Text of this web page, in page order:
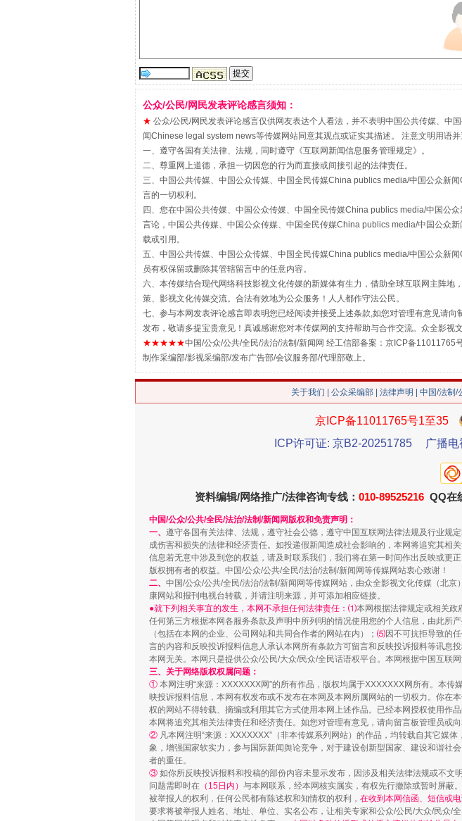
站台名比不上好声名
走近
漫山遍野的桃花与雪山、麦地、白藏房
招工难、用工荒背后
送你
网上购药对药下症？
茶叶
公众/公民/网民发表评论感言须知：
★ 公众/公民/网民发表评论感言仅供网友表达个人看法，并不表明中国公共传媒、
闻Chinese legal system news等传媒网站同意其观点或证实其描述。 注意文明用语并
一、遵守各国有关法律、法规，同时遵守《互联网新闻信息服务管理规定》。
二、尊重网上道德，承担一切因您的行为而直接或间接引起的法律责任。
三、中国公共传媒、中国公众传媒、中国全民传媒China publics media/中国公众新
言的一切权利。
四、您在中国公共传媒、中国公众传媒、中国全民传媒China publics media/中国公
言论，中国公共传媒、中国公众传媒、中国全民传媒China publics media/中国公众
载或引用。
五、中国公共传媒、中国公众传媒、中国全民传媒China publics media/中国公众新
员有权保留或删除其管辖留言中的任意内容。
六、本传媒结合现代网络科技影视文化传媒的新媒体有生力，借助全球互联网主阵
策、影视文化传媒交流。合法有效地为公众服务！人人都作守法公民。
七、参与本网发表评论感言即表明您已经阅读并接受上述条款,如您对管理有意见请
发布，敬请多提宝贵意见！真诚感谢您对本传媒网的支持帮助与合作交流。众全影视
★★★★★中国/公众/公共/全民/法治/法制/新闻网 经工信部备案：京ICP备11011765
制作采编部/影视采编部/发布广告部/会议服务部/代理部敬上。
关于我们 公众采编部 法律声明 | 中国/法制
京ICP备11011765号1至35
ICP许可证: 京B2-20251785
广播
资料编辑/网络推广/法律咨询专线： 010-89525216 QQ在
中国/公众/公共/全民/法治/法制/新闻网版权和免责声明：
一、 遵守各国有关法律、法规，遵守社会公德，遵守中国互联网法律法规及行业规
成伤害和损失的法律和经济责任。如投递假新闻造成社会影响的，本网将追究其
信息若无意中涉及到您的权益，请及时联系我们，我们将在第一时间作出反映或更
版权拥有者的权益。中国/公众/公共/全民/法治/法制/新闻网等传媒网站衷心致谢！
二、 中国/公众/公共/全民/法治/法制/新闻网等传媒网站，由众全影视文化传媒（北
康网站和报刊电视台转载，并请注明来源，并可添加相应链接。
●就下列相关事宜的发生，本网不承担任何法律责任：⑴本网根据法律规定或相关政
任何第三方根据本网各服务条款及声明中所列明的情况使用您的个人信息，由此所产
（包括在本网的企业、公司网站和共同合作者的网站在内）； ⑸因不可抗拒导致的
言的内容和反映投诉报料信息人承认本网所有条款方可留言和反映投诉报料等讯息
本网无关。本网只是提供公众/公民/大众/民众/全民话语权平台。本网根据中国互联
三、关于网络版权权属问题：
① 本网注明“来源：XXXXXXX网”的所有作品，版权均属于XXXXXXX网所有。本
映投诉报料信息，本网有权发布或不发布在本网及本网所属网站的一切权力。你
权的网站不得转载、摘编或利用其它方式使用本网上述作品。已经本网授权使用作
本网将追究其相关法律责任和经济责任。如您对管理有意见，请向留言板管理员或向
② 凡本网注明“来源：XXXXXXX”（非本传媒系列网站）的作品，均转载自其它媒
象，增强国家软实力，参与国际新闻舆论竞争，对于建设创新型国家、建设和谐社
者的重任。
③ 如你所反映投诉报料和投稿的部份内容未显示发布，因涉及相关法律法规或不
问题需即时在 （15日内） 与本网联系，经本网核实属实，有权先行撤除或暂时屏蔽
被举报人的权利，任何公民都有陈述权和知情权的权利， 在收到本网信函、短信或
要求将被举报人姓名、地址、单位、实名公布，让相关专家和公众/公民/大众/民众